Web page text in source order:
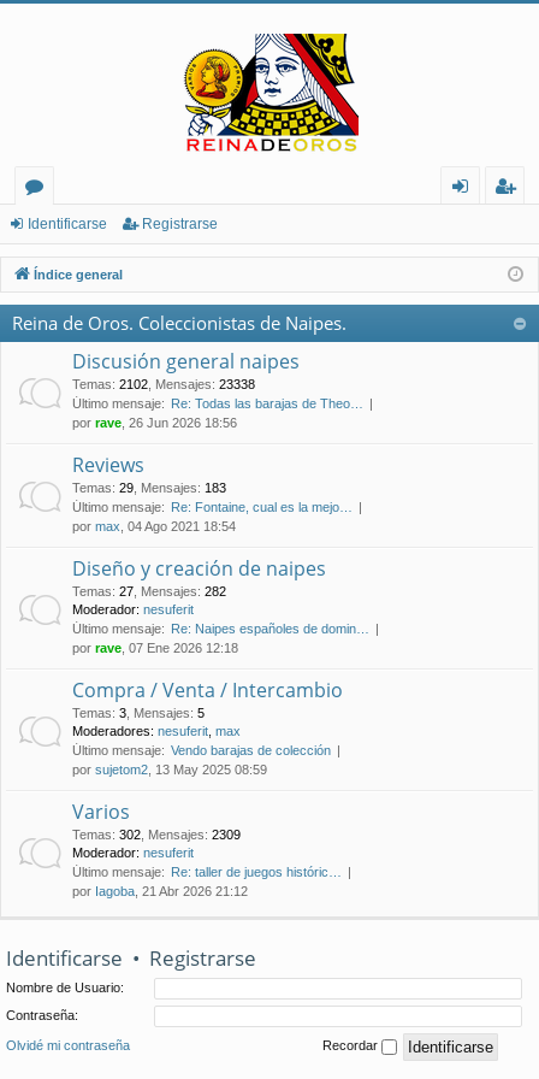
or
os
nt
ifi
ist
ra
Identificarse Registrarse
Índice general
Reina de Oros. Coleccionistas de Naipes.
Discusión general naipes
Temas: 2102 Mensajes: 23338
Último mensaje: Re: Todas las barajas de Theo…
por rave , 26 Jun 2026 18:56
Reviews
Temas: 29 Mensajes: 183
Último mensaje: Re: Fontaine, cual es la mejo…
por max , 04 Ago 2021 18:54
Diseño y creación de naipes
Temas: 27 Mensajes: 282
Moderador: nesuferit
Último mensaje: Re: Naipes españoles de domin…
por rave , 07 Ene 2026 12:18
Compra / Venta / Intercambio
Temas: 3 Mensajes: 5
Moderadores: nesuferit max
Último mensaje: Vendo barajas de colección
por sujetom2 , 13 May 2025 08:59
Varios
Temas: 302 Mensajes: 2309
Moderador: nesuferit
Último mensaje: Re: taller de juegos históric…
por Iagoba , 21 Abr 2026 21:12
Identificarse • Registrarse
Nombre de Usuario:
Contraseña:
Olvidé mi contraseña Recordar